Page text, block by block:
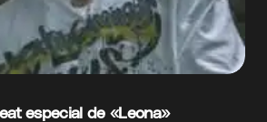
especial de «Leona»